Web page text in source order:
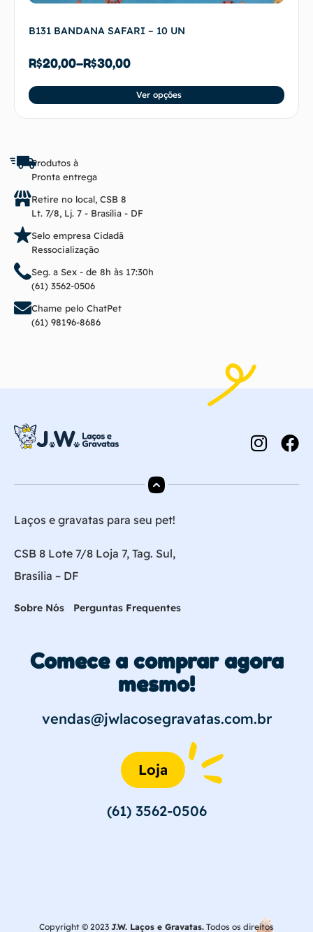
B131 BANDANA SAFARI – 10 UN
R$20,00–R$30,00
Ver opções
Produtos à
Pronta entrega
Retire no local, CSB 8
Lt. 7/8, Lj. 7 - Brasília - DF
Selo empresa Cidadã
Ressocialização
Seg. a Sex - de 8h às 17:30h
(61) 3562-0506
Chame pelo ChatPet
(61) 98196-8686
Laços e gravatas para seu pet!
CSB 8 Lote 7/8 Loja 7, Tag. Sul,
Brasília – DF
Sobre Nós Perguntas Frequentes
Comece a comprar agora
mesmo!
vendas@jwlacosegravatas.com.br
Loja
(61) 3562-0506
Copyright © 2023 J.W. Laços e Gravatas. Todos os direitos